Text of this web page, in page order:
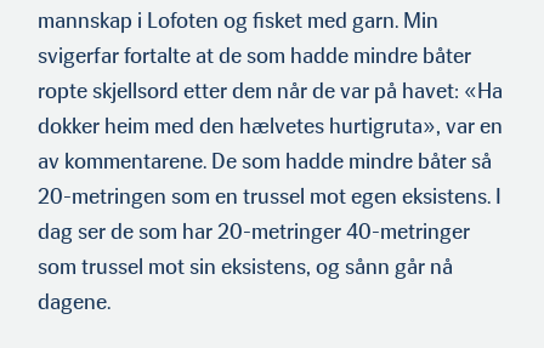
mannskap i Lofoten og fisket med garn. Min
svigerfar fortalte at de som hadde mindre båter
ropte skjell­sord etter dem når de var på havet: «Ha
dokker heim med den hælvetes hurtigruta», var en
av kommentarene. De som hadde mindre båter så
20-metringen som en trussel mot egen eksistens. I
dag ser de som har 20-metringer 40-metringer
som trussel mot sin eksistens, og sånn går nå
dagene.